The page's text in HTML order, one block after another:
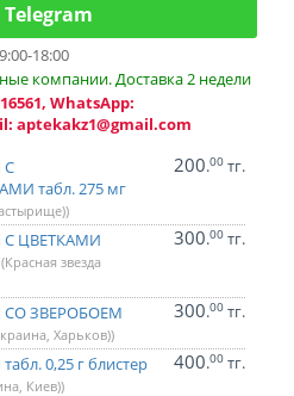
Telegram
18:00
компании. Доставка 2 недели
WhatsApp:
aptekakz1@gmail.com
С
табл. 275 мг
200.00 тг.
ЦВЕТКАМИ
(Красная звезда
300.00 тг.
ЗВЕРОБОЕМ
Харьков))
300.00 тг.
0,25 г блистер
Киев))
400.00 тг.